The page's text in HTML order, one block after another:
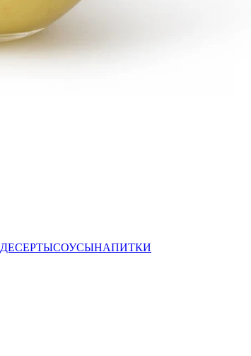
ДЕСЕРТЫСОУСЫНАПИТКИ